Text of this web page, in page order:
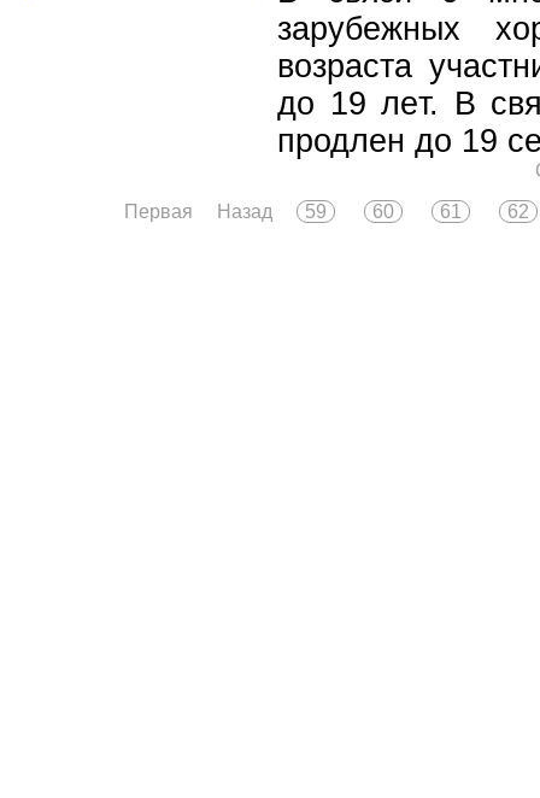
зарубежных
возраста
до 19 лeт. В
продлен до 19
Первая
Назад 59 60 61 62